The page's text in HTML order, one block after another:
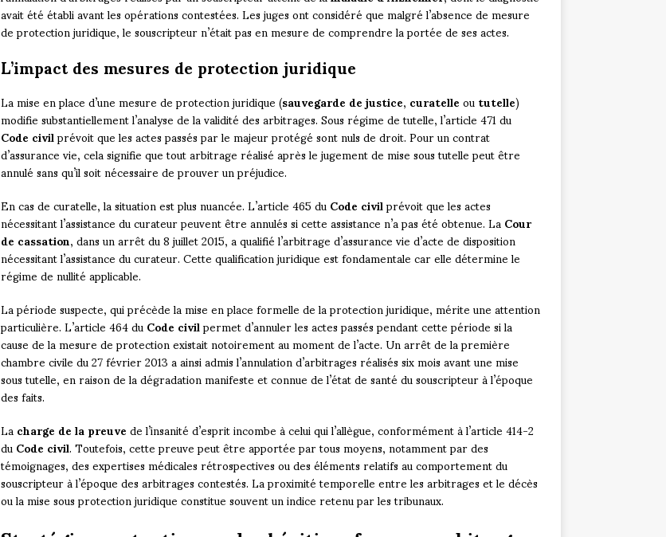
avait été établi avant les opérations contestées. Les juges ont considéré que malgré l’absence de mesure
de protection juridique, le souscripteur n’était pas en mesure de comprendre la portée de ses actes.
L’impact des mesures de protection juridique
La mise en place d’une mesure de protection juridique (sauvegarde de justice,curatelleoututelle)
modifie substantiellement l’analyse de la validité des arbitrages. Sous régime de tutelle, l’article 471 du
Code civilprévoit que les actes passés par le majeur protégé sont nuls de droit. Pour un contrat
d’assurance vie, cela signifie que tout arbitrage réalisé après le jugement de mise sous tutelle peut être
annulé sans qu’il soit nécessaire de prouver un préjudice.
En cas de curatelle, la situation est plus nuancée. L’article 465 duCode civilprévoit que les actes
nécessitant l’assistance du curateur peuvent être annulés si cette assistance n’a pas été obtenue. LaCour
de cassation, dans un arrêt du 8 juillet 2015, a qualifié l’arbitrage d’assurance vie d’acte de disposition
nécessitant l’assistance du curateur. Cette qualification juridique est fondamentale car elle détermine le
régime de nullité applicable.
La période suspecte, qui précède la mise en place formelle de la protection juridique, mérite une attention
particulière. L’article 464 duCode civilpermet d’annuler les actes passés pendant cette période si la
cause de la mesure de protection existait notoirement au moment de l’acte. Un arrêt de la première
chambre civile du 27 février 2013 a ainsi admis l’annulation d’arbitrages réalisés six mois avant une mise
sous tutelle, en raison de la dégradation manifeste et connue de l’état de santé du souscripteur à l’époque
des faits.
Lacharge de la preuvede l’insanité d’esprit incombe à celui qui l’allègue, conformément à l’article 414-2
duCode civil. Toutefois, cette preuve peut être apportée par tous moyens, notamment par des
témoignages, des expertises médicales rétrospectives ou des éléments relatifs au comportement du
souscripteur à l’époque des arbitrages contestés. La proximité temporelle entre les arbitrages et le décès
ou la mise sous protection juridique constitue souvent un indice retenu par les tribunaux.